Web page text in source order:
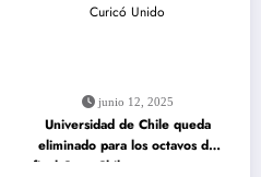
junio 12, 2025
Universidad de Chile queda
eliminado para los octavos de
final Copa Chile tras un empate